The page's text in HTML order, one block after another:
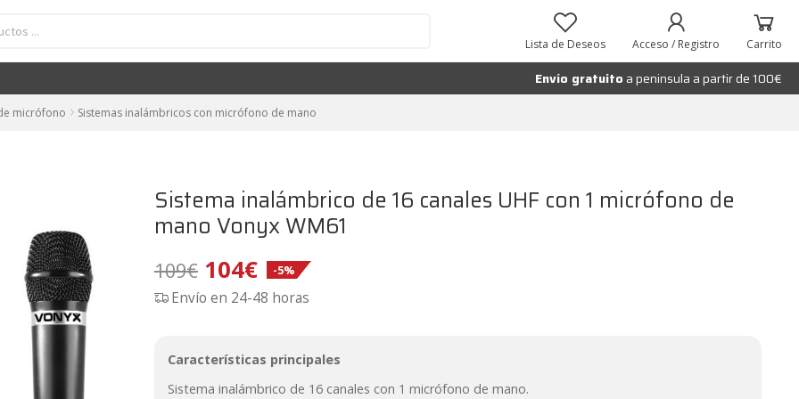
Lista de Deseos Acceso / Registro Carrito
Envío gratuito a peninsula a partir de 100€
micrófono Sistemas inalámbricos con micrófono de mano
Sistema inalámbrico de 16 canales UHF con 1 micrófono de
mano Vonyx WM61
109€ El
precio
era:
104€El
precio
es:
-5%
Envío en 24-48 horas
Características principales
Sistema inalámbrico de 16 canales con 1 micrófono de mano.
precio
era:
precio
es:
Añadir al carrito